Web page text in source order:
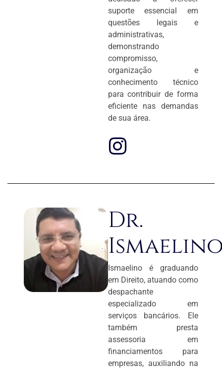
suporte essencial em
questões legais e
administrativas,
demonstrando
compromisso,
organização e
conhecimento técnico
para contribuir de forma
eficiente nas demandas
de sua área.
Dr.
Ismaelino é graduando
em Direito, atuando como
despachante
especializado em
serviços bancários. Ele
também presta
assessoria em
financiamentos para
empresas, auxiliando na